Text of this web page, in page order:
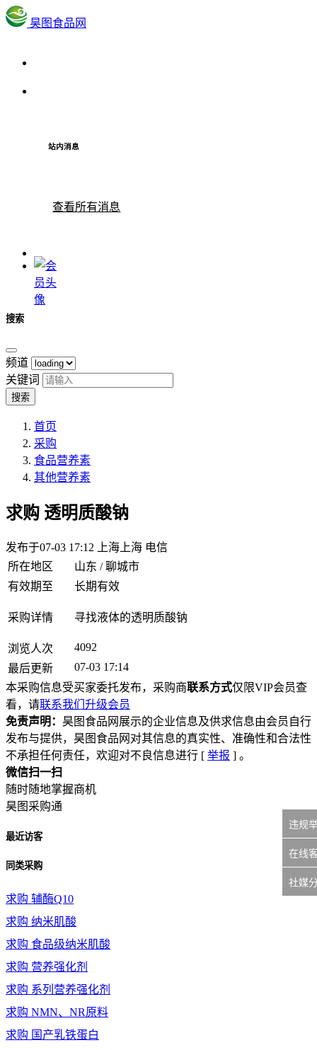
昊图食品网
站内消息
查看所有消息
搜索
频道
关键词
搜索
首页
采购
食品营养素
其他营养素
求购 透明质酸钠
发布于07-03 17:12
上海上海 电信
所在地区
山东 / 聊城市
有效期至
长期有效
采购详情 寻找液体的透明质酸钠
浏览人次
4092
最后更新
07-03 17:14
本采购信息受买家委托发布，采购商联系方式仅限VIP会员查
看，请联系我们升级会员
免责声明： 昊图食品网展示的企业信息及供求信息由会员自行
发布与提供，昊图食品网对其信息的真实性、准确性和合法性
不承担任何责任，欢迎对不良信息进行 [ 举报 ] 。
微信扫一扫
随时随地掌握商机
昊图采购通
最近访客
同类采购
求购 辅酶Q10
求购 纳米肌酸
求购 食品级纳米肌酸
求购 营养强化剂
求购 系列营养强化剂
求购 NMN、NR原料
求购 国产乳铁蛋白
违规
在线
社媒